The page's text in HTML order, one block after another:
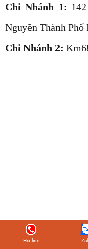
Chi Nhánh 1:
Nguyên Thành Phố
Chi Nhánh 2:
Hotline